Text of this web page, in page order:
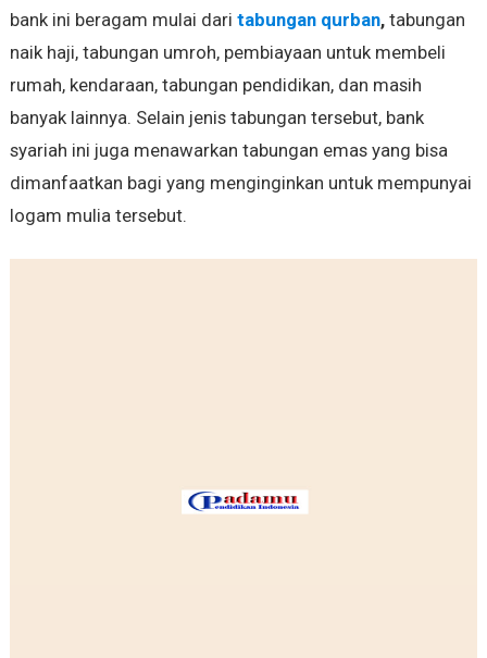
bank ini beragam mulai dari tabungan qurban, tabungan
naik haji, tabungan umroh, pembiayaan untuk membeli
rumah, kendaraan, tabungan pendidikan, dan masih
banyak lainnya. Selain jenis tabungan tersebut, bank
syariah ini juga menawarkan tabungan emas yang bisa
dimanfaatkan bagi yang menginginkan untuk mempunyai
logam mulia tersebut.